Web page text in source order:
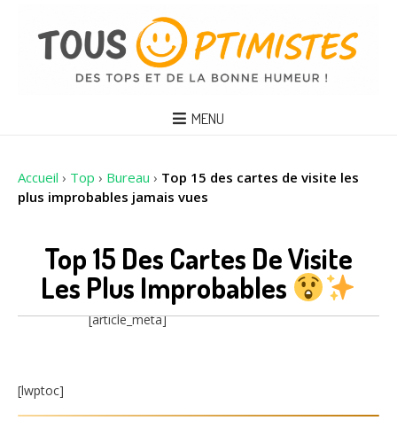
MENU
Accueil › Top › Bureau › Top 15 des cartes de visite les
plus improbables jamais vues
Top 15 Des Cartes De Visite
Les Plus Improbables
[article_meta]
[lwptoc]